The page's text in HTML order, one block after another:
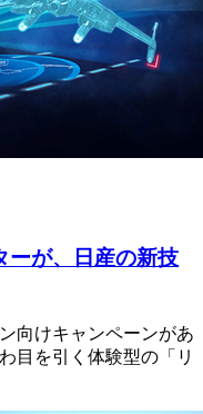
ーが、日産の新技
向けキャンペーンがあ
目を引く体験型の「リ